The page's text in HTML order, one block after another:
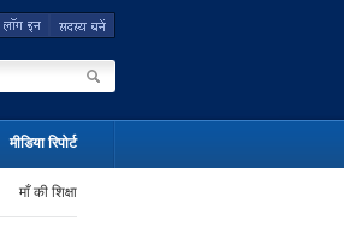
मीडिया रिपोर्ट
माँ की शिक्षा